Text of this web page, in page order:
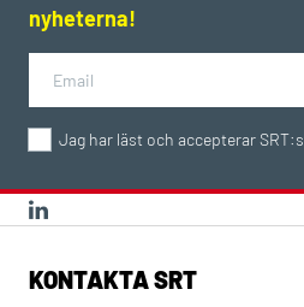
nyheterna!
Jag har läst och accepterar SRT:s
KONTAKTA SRT